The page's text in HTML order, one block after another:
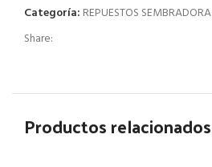
Categoría: REPUESTOS SEMBRADORA
Share:
Productos relacionados